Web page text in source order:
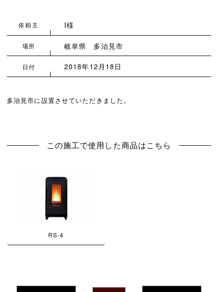
依頼主 I様
場所 岐阜県 多治見市
日付 2018年12月18日
多治見市に設置させていただきました。
この施工で使用した商品はこちら
RS-4